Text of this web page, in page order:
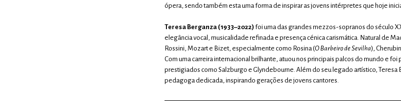
ópera, sendo também esta uma forma de inspirar as jovens intérpretes que hoje
Teresa Berganza (1933–2022) foi uma das grandes mezzos-sopranos do século
elegância vocal, musicalidade refinada e presença cénica carismática. Natural de
Rossini, Mozart e Bizet, especialmente como Rosina (O Barbeiro de Sevilha),
Com uma carreira internacional brilhante, atuou nos principais palcos do mundo e foi
prestigiados como Salzburgo e Glyndebourne. Além do seu legado artístico, Teresa
pedagoga dedicada, inspirando gerações de jovens cantores.